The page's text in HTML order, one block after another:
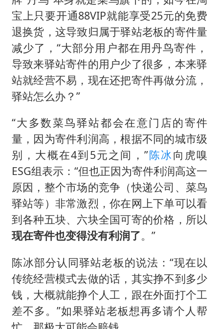
宝上只要开通88VIP就能享受25元的免费
退换货，这导致归属于驿站老板的寄件量
减少了，“大部分用户都在用丹鸟寄件，
导致来驿站寄件的用户少了很多，本来驿
站就经营不易，现在还把寄件再做分流，
驿站怎么办？”
“大多数菜鸟驿站都会在意门店的寄件
量，因为寄件利润高，根据不同的城市级
别，大概在4到5元之间，”陈冰向虎嗅
ESG组表示：“但也正因为寄件利润高这一
原因，整个市场的竞争（快递公司、菜鸟
驿站等）非常激烈，你在网上下单可以看
到各种五块、六块全国可寄的价格，所以
现在寄件也变得没有利润了。”
陈冰部分认同驿站老板的说法：“现在以
传统经营模式去做的话，其实挣不到多少
钱，大概就能挣个人工，跟在外面打个工
差不多。”如果驿站老板想再多请个人帮